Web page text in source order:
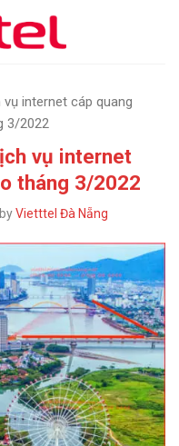
internet cáp quang
3/2022
vụ internet
tháng 3/2022
byVietttel Đà Nẵng